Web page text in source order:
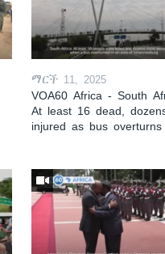
ማርች 11, 2025
VOA60 Africa - South
At least 16 dead,
injured as bus overturns